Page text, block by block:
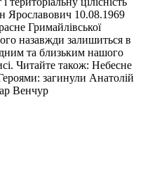
Ярославович 10.08.1969
Гримайлівської
назавжди залишиться в
та близьким нашого
Читайте також: Небесне
загинули Анатолій
Венчур